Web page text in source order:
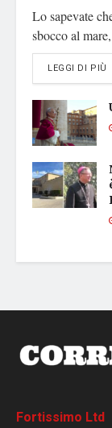
Lo sapevate
sbocco al
LEGGI DI PIÙ
Fortissimo Ltd